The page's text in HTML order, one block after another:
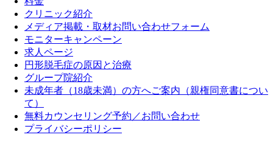
クリニック紹介
メディア掲載・取材お問い合わせフォーム
モニターキャンペーン
求人ページ
円形脱毛症の原因と治療
グループ院紹介
未成年者（18歳未満）の方へご案内（親権同意書につい
て）
無料カウンセリング予約／お問い合わせ
プライバシーポリシー